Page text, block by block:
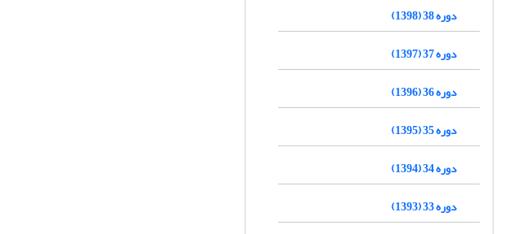
دوره 38 (1398)
دوره 37 (1397)
دوره 36 (1396)
دوره 35 (1395)
دوره 34 (1394)
دوره 33 (1393)